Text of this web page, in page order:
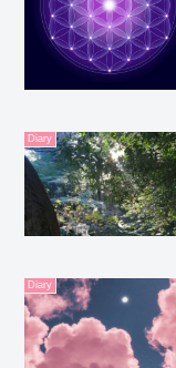
Diary
Diary